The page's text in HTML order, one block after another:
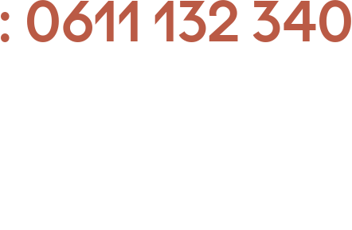
0611 132 340